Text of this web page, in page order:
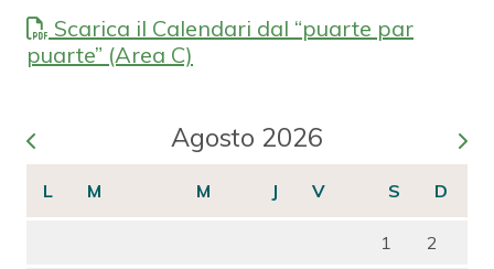
Scarica il Calendari dal “puarte par
puarte” (Area C)
Agosto 2026
1 2